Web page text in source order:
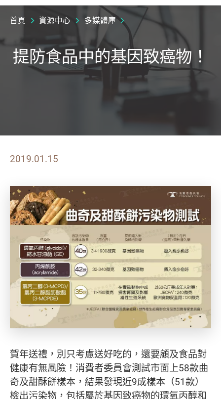
首頁 資源中心 多媒體庫
提防食品中的基因致癌物！
2019.01.15
賀年送禮，別只考慮送好吃的，還要顧及食品對
健康有無風險！消費者委員會測試市面上58款曲
奇及甜酥餅樣本，結果發現近9成樣本（51款）
檢出污染物，包括屬於基因致癌物的環氧丙醇和